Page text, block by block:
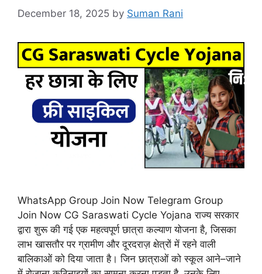
December 18, 2025 by Suman Rani
WhatsApp Group Join Now Telegram Group
Join Now CG Saraswati Cycle Yojana राज्य सरकार
द्वारा शुरू की गई एक महत्वपूर्ण छात्रा कल्याण योजना है, जिसका
लाभ खासतौर पर ग्रामीण और दूरदराज़ क्षेत्रों में रहने वाली
बालिकाओं को दिया जाता है। जिन छात्राओं को स्कूल आने–जाने